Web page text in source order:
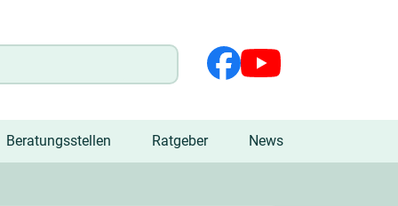
Beratungsstellen Ratgeber News